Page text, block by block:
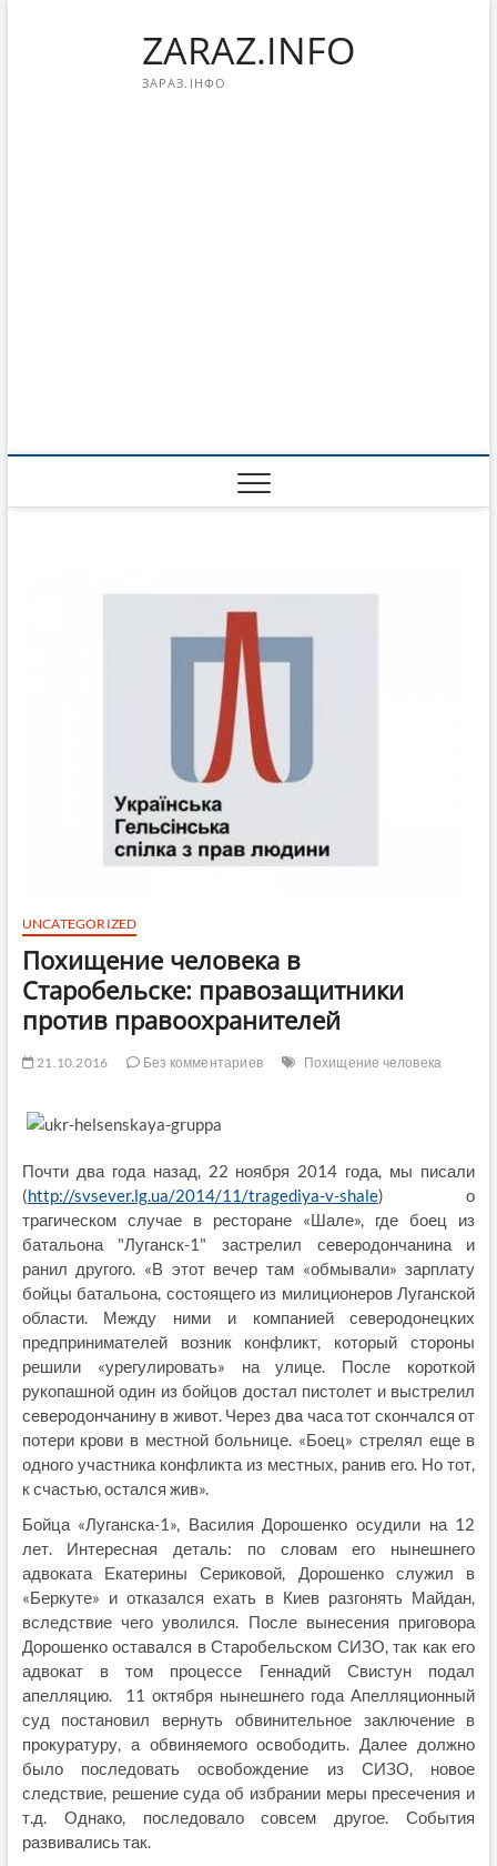
ZARAZ.INFO
ЗАРАЗ.ІНФО
UNCATEGORIZED
Похищение человека в
Старобельске: правозащитники
против правоохранителей
21.10.2016 Без комментариев Похищение человека
Почти два года назад, 22 ноября 2014 года, мы писали
(http://svsever.lg.ua/2014/11/tragediya-v-shale) о
трагическом случае в ресторане «Шале», где боец из
батальона "Луганск-1" застрелил северодончанина и
ранил другого. «В этот вечер там «обмывали» зарплату
бойцы батальона, состоящего из милиционеров Луганской
области. Между ними и компанией северодонецких
предпринимателей возник конфликт, который стороны
решили «урегулировать» на улице. После короткой
рукопашной один из бойцов достал пистолет и выстрелил
северодончанину в живот. Через два часа тот скончался от
потери крови в местной больнице. «Боец» стрелял еще в
одного участника конфликта из местных, ранив его. Но тот,
к счастью, остался жив».
Бойца «Луганска-1», Василия Дорошенко осудили на 12
лет. Интересная деталь: по словам его нынешнего
адвоката Екатерины Сериковой, Дорошенко служил в
«Беркуте» и отказался ехать в Киев разгонять Майдан,
вследствие чего уволился. После вынесения приговора
Дорошенко оставался в Старобельском СИЗО, так как его
адвокат в том процессе Геннадий Свистун подал
апелляцию. 11 октября нынешнего года Апелляционный
суд постановил вернуть обвинительное заключение в
прокуратуру, а обвиняемого освободить. Далее должно
было последовать освобождение из СИЗО, новое
следствие, решение суда об избрании меры пресечения и
т.д. Однако, последовало совсем другое. События
развивались так.